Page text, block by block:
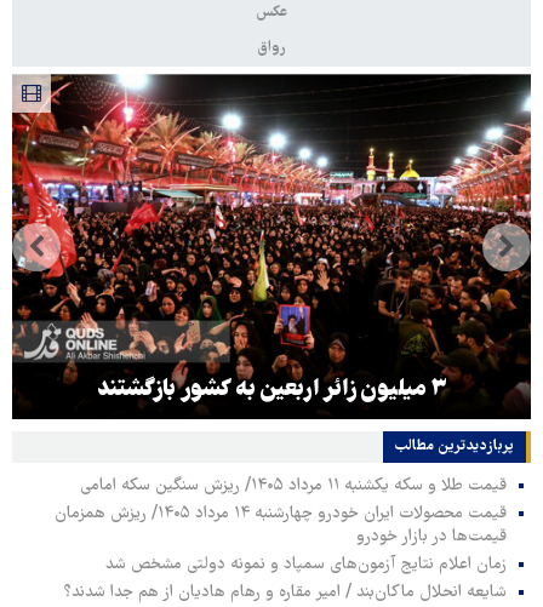
عکس
رواق
۳ میلیون زائر اربعین به کشور بازگشتند
پربازدیدترین‌ مطالب
قیمت طلا و سکه یکشنبه ۱۱ مرداد ۱۴۰۵/ ریزش سنگین سکه امامی
قیمت محصولات ایران خودرو چهارشنبه ۱۴ مرداد ۱۴۰۵/ ریزش همزمان
قیمت‌ها در بازار خودرو
زمان اعلام نتایج آزمون‌های سمپاد و نمونه دولتی مشخص شد
شایعه انحلال ماکان‌بند / امیر مقاره و رهام هادیان از هم جدا شدند؟